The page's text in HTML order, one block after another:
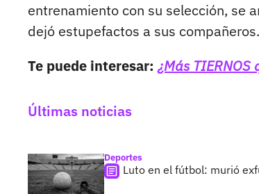
entrenamiento con su selección, se
dejó estupefactos a sus compañeros.
Te puede interesar: ¿Más
Últimas noticias
Deportes
Luto en el fútbol: murió